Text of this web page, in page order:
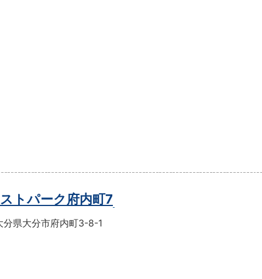
ストパーク府内町7
分県大分市府内町3-8-1